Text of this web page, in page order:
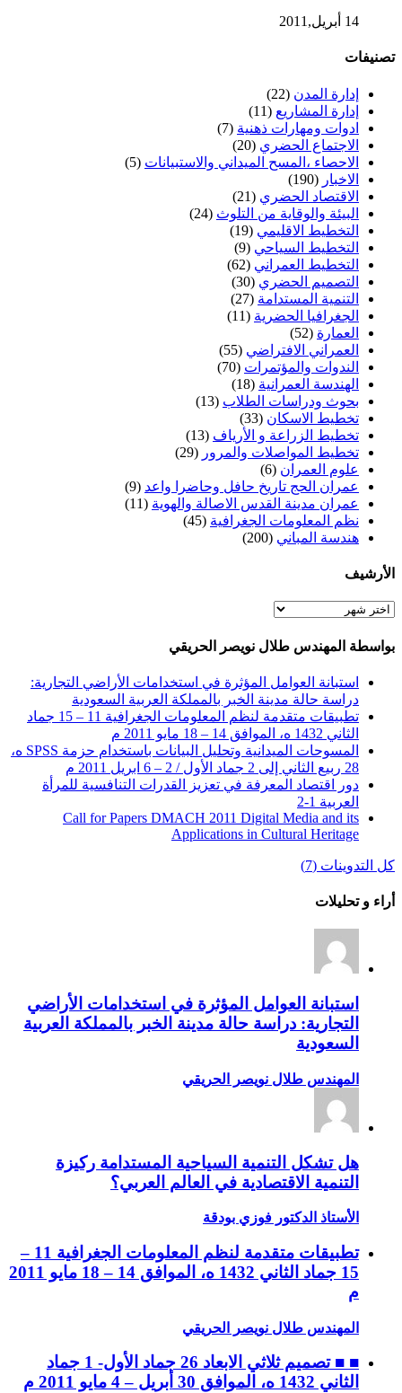
14 أبريل,2011
تصنيفات
إدارة المدن (22)
إدارة المشاريع (11)
ادوات ومهارات ذهنية (7)
الاجتماع الحضري (20)
الاحصاء ،المسح الميداني والاستبيانات (5)
الاخبار (190)
الاقتصاد الحضري (21)
البيئة والوقاية من التلوث (24)
التخطيط الاقليمي (19)
التخطيط السياحي (9)
التخطيط العمراني (62)
التصميم الحضري (30)
التنمية المستدامة (27)
الجغرافيا الحضرية (11)
العمارة (52)
العمراني الافتراضي (55)
الندوات والمؤتمرات (70)
الهندسة العمرانية (18)
بحوث ودراسات الطلاب (13)
تخطيط الاسكان (33)
تخطيط الزراعة و الأرياف (13)
تخطيط المواصلات والمرور (29)
علوم العمران (6)
عمران الحج تاريخ حافل وحاضرا واعد (9)
عمران مدينة القدس الاصالة والهوية (11)
نظم المعلومات الجغرافية (45)
هندسة المباني (200)
الأرشيف
الأرشيف
بواسطة المهندس طلال نويصر الحريقي
استبانة العوامل المؤثرة في استخدامات الأراضي التجارية:
دراسة حالة مدينة الخبر بالمملكة العربية السعودية
تطبيقات متقدمة لنظم المعلومات الجغرافية 11 – 15 جماد
الثاني 1432 ه، الموافق 14 – 18 مايو 2011 م
المسوحات الميدانية وتحليل البيانات باستخدام حزمة SPSS ه،
28 ربيع الثاني إلى 2 جماد الأول / 2 – 6 ابريل 2011 م
دور اقتصاد المعرفة في تعزيز القدرات التنافسية للمرأة
العربية 1-2
Call for Papers DMACH 2011 Digital Media and its
Applications in Cultural Heritage
كل التدوينات (7)
أراء و تحليلات
استبانة العوامل المؤثرة في استخدامات الأراضي
التجارية: دراسة حالة مدينة الخبر بالمملكة العربية
السعودية
المهندس طلال نويصر الحريقي
هل تشكل التنمية السياحية المستدامة ركيزة
التنمية الاقتصادية في العالم العربي؟
الأستاذ الدكتور فوزي بودقة
تطبيقات متقدمة لنظم المعلومات الجغرافية 11 –
15 جماد الثاني 1432 ه، الموافق 14 – 18 مايو 2011
م
المهندس طلال نويصر الحريقي
■ ■ تصميم ثلاثي الابعاد 26 جماد الأول- 1 جماد
الثاني 1432 ه، الموافق 30 أبريل – 4 مايو 2011 م